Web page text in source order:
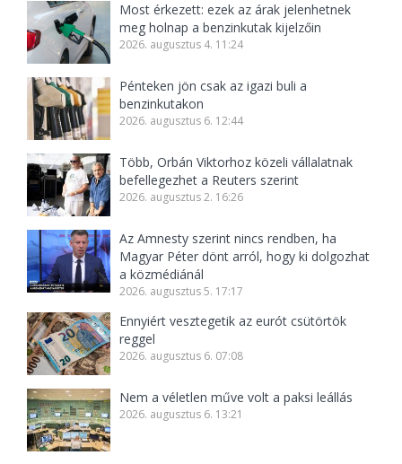
Most érkezett: ezek az árak jelenhetnek
meg holnap a benzinkutak kijelzőin
2026. augusztus 4. 11:24
Pénteken jön csak az igazi buli a
benzinkutakon
2026. augusztus 6. 12:44
Több, Orbán Viktorhoz közeli vállalatnak
befellegezhet a Reuters szerint
2026. augusztus 2. 16:26
Az Amnesty szerint nincs rendben, ha
Magyar Péter dönt arról, hogy ki dolgozhat
a közmédiánál
2026. augusztus 5. 17:17
Ennyiért vesztegetik az eurót csütörtök
reggel
2026. augusztus 6. 07:08
Nem a véletlen műve volt a paksi leállás
2026. augusztus 6. 13:21